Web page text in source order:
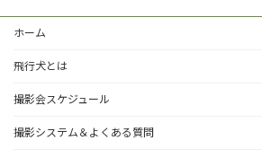
ホーム
飛行犬とは
撮影会スケジュール
撮影システム＆よくある質問